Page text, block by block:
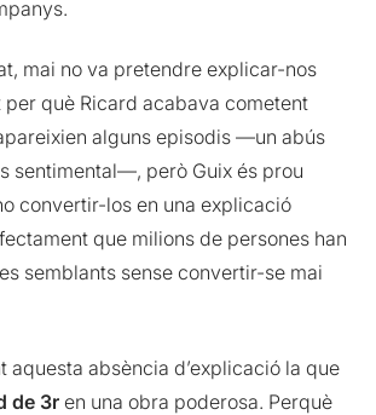
mai no va pretendre explicar-nos
per què Ricard acabava cometent
alguns episodis —un abús
sentimental—, però Guix és prou
convertir-los en una explicació
que milions de persones han
semblants sense convertir-se mai
aquesta absència d’explicació la que
de 3ren una obra poderosa. Perquè